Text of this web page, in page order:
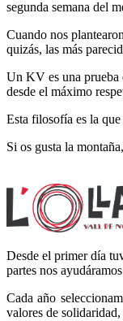
segunda semana del
Cuando nos
quizás, las más
Un KV es una prueba
desde el máximo
Esta filosofía es la
Si os gusta la
Desde el primer día
partes nos
Cada año
valores de